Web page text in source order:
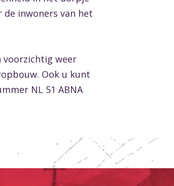
de inwoners van het
voorzichtig weer
Ook u kunt
NL 51 ABNA